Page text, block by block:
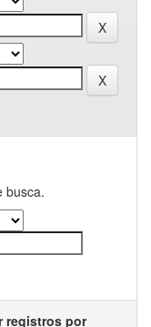
busca.
registros por